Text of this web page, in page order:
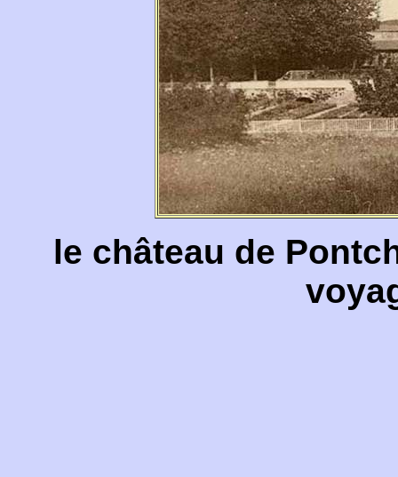
le château de